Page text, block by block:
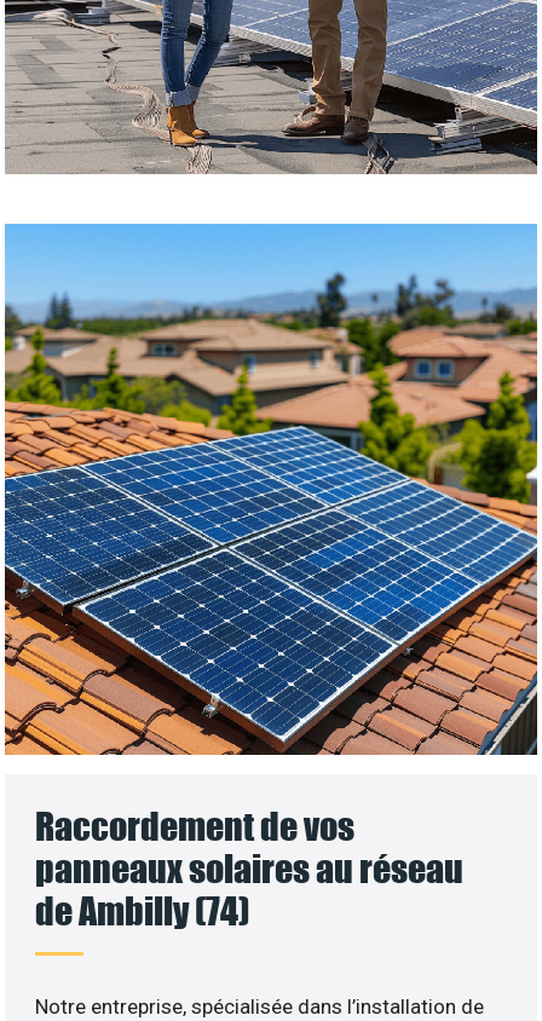
Raccordement de vos
panneaux solaires au réseau
de Ambilly (74)
Notre entreprise, spécialisée dans l’installation de